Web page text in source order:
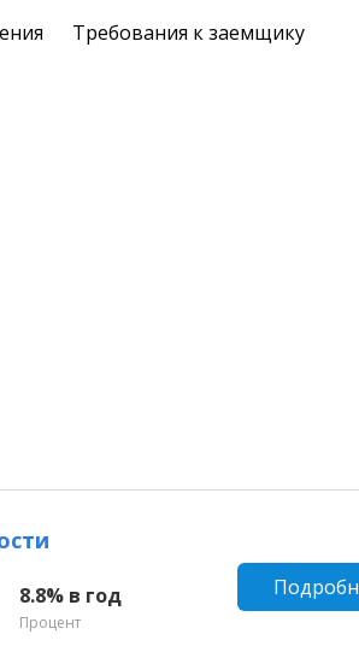
Требования к заемщику
8.8% в год
Процент